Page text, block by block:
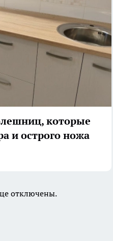
которые
и острого ножа
отключены.